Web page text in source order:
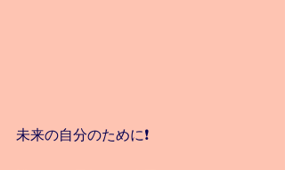
未来の自分のために❗️